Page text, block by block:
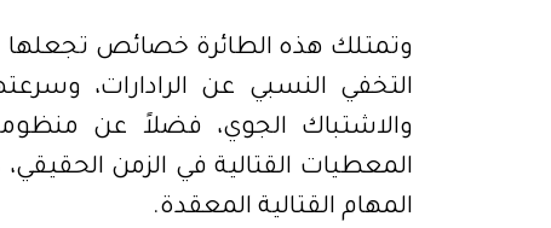
وتمتلك هذه الطائرة خصائص تجعلها
التخفي النسبي عن الرادارات،
والاشتباك الجوي، فضلاً عن
المعطيات القتالية في الزمن
المهام القتالية المعقدة.